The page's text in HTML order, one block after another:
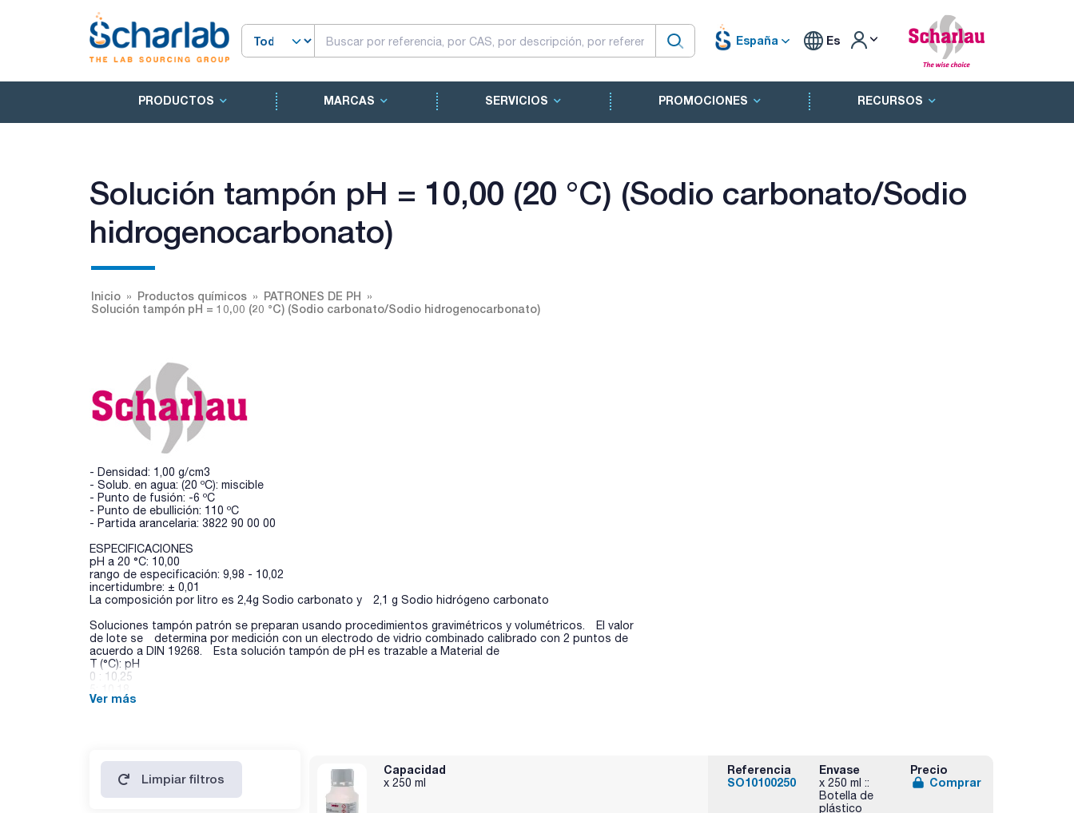
España Es
PRODUCTOS MARCAS SERVICIOS PROMOCIONES RECURSOS
Solución tampón pH = 10,00 (20 °C) (Sodio carbonato/Sodio
hidrogenocarbonato)
Inicio Productos químicos
PATRONES DE PH
Solución tampón pH = 10,00 (20 °C) (Sodio carbonato/Sodio hidrogenocarbonato)
- Densidad: 1,00 g/cm3
- Solub. en agua: (20 ºC): miscible
- Punto de fusión: -6 ºC
- Punto de ebullición: 110 ºC
- Partida arancelaria: 3822 90 00 00
ESPECIFICACIONES
pH a 20 °C: 10,00
rango de especificación: 9,98 - 10,02
incertidumbre: ± 0,01
La composición por litro es 2,4g Sodio carbonato y 2,1 g Sodio hidrógeno carbonato
Soluciones tampón patrón se preparan usando procedimientos gravimétricos y volumétricos. El valor
de lote se determina por medición con un electrodo de vidrio combinado calibrado con 2 puntos de
acuerdo a DIN 19268. Esta solución tampón de pH es trazable a Material de
T (°C): pH
0 : 10,25
10: 10,12
35: 9,91
40: 9,89
Ver más
Limpiar filtros
Capacidad
x 250 ml
Referencia
SO10100250
Envase
x 250 ml ::
Botella de
plástico
Precio
Comprar